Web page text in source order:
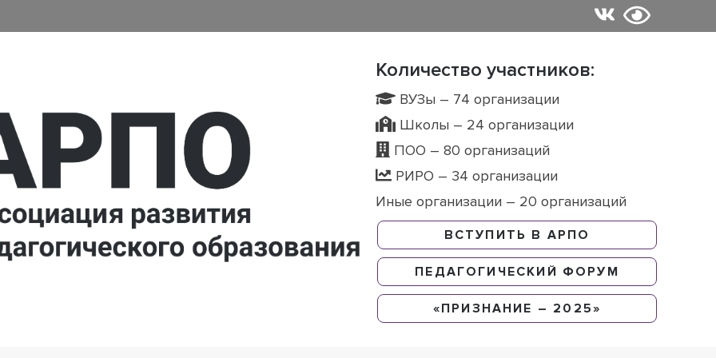
Количество участников:
ВУЗы – 74 организации
Школы – 24 организации
ПОО – 80 организаций
РИРО – 34 организации
Иные организации – 20 организаций
ВСТУПИТЬ В АРПО
ПЕДАГОГИЧЕСКИЙ ФОРУМ
«ПРИЗНАНИЕ – 2025»